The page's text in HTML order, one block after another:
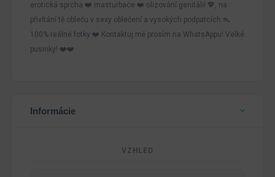
erotická sprcha ❤️ masturbace ❤️ olizování genitálií 💖, na
přivítání tě obleču v sexy oblečení a vysokých podpatcích 👠
100% reálné fotky ❤️ Kontaktuj mě prosím na WhatsAppu! Velké
pusinky! ❤️❤️
Informácie
VZHLED